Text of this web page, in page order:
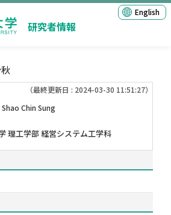
研究者情報
English
（最終更新日 : 2024-03-30 11:51:27）
Shao Chin Sung
理工学部 経営システム工学科